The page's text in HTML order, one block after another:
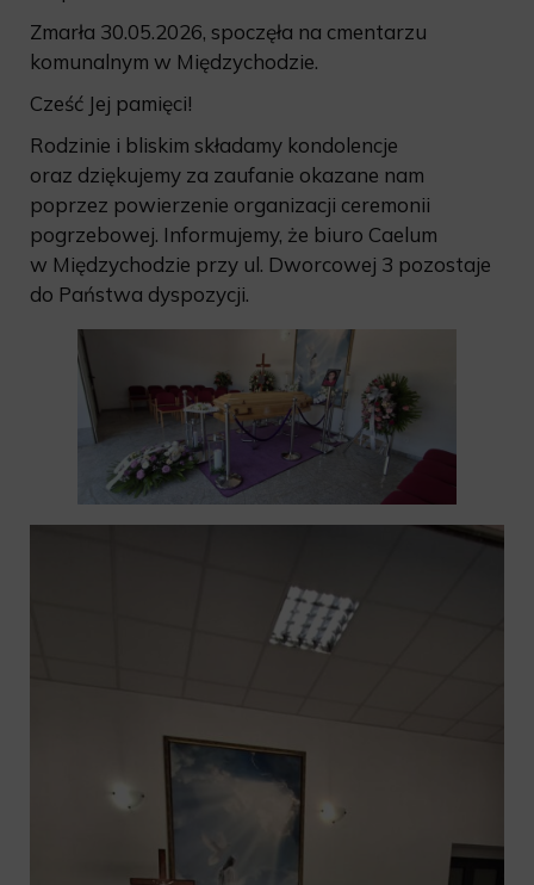
Zmarła 30.05.2026, spoczęła na cmentarzu
komunalnym w Międzychodzie.
Cześć Jej pamięci!
Rodzinie i bliskim składamy kondolencje
oraz dziękujemy za zaufanie okazane nam
poprzez powierzenie organizacji ceremonii
pogrzebowej. Informujemy, że biuro Caelum
w Międzychodzie przy ul. Dworcowej 3 pozostaje
do Państwa dyspozycji.